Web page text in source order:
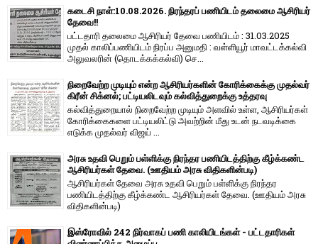
கடைசி நாள்:10.08.2026. நிரந்தரப் பணியிடம் தலைமை ஆசிரியர்
தேவை!!
பட்டதாரி தலைமை ஆசிரியர் தேவை பணியிடம் : 31.03.2025
முதல் காலிப்பணியிடம் நிரப்ப அனுமதி : வள்ளியூர் மாவட்டக்கல்வி
அலுவலரின் (தொடக்கக்கல்வி) செ...
நிறைவேற்ற முடியும் என்ற ஆசிரியர்களின் கோரிக்கைக்கு முதல்வர்
கிரீன் சிக்னல்; பட்டியலிடவும் கல்வித்துறைக்கு உத்தரவு
கல்வித்துறையால் நிறைவேற்ற முடியும் அளவில் உள்ள, ஆசிரியர்கள்
கோரிக்கைகளை பட்டியலிட்டு அவற்றின் மீது உடன் நடவடிக்கை
எடுக்க முதல்வர் விஜய் ...
அரசு உதவி பெறும் பள்ளிக்கு நிரந்தர பணியிடத்திற்கு கீழ்க்கண்ட
ஆசிரியர்கள் தேவை. (ஊதியம் அரசு விதிகளின்படி)
ஆசிரியர்கள் தேவை அரசு உதவி பெறும் பள்ளிக்கு நிரந்தர
பணியிடத்திற்கு கீழ்க்கண்ட ஆசிரியர்கள் தேவை. (ஊதியம் அரசு
விதிகளின்படி)
இஸ்ரோவில் 242 நிர்வாகப் பணி காலியிடங்கள் - பட்டதாரிகள்